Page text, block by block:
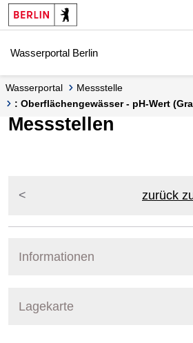
Springe zur Navigation
Springe zum Inhalt
Wasserportal Berlin
Wasserportal
Messstelle
: Oberflächengewässer - pH-Wert
Messstellen
zurück
Informationen
Lagekarte